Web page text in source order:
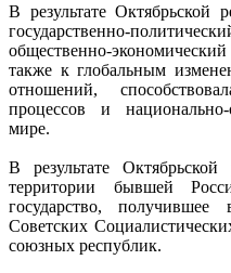
В результате Октябрьской
государственно-
общественно-
также к глобальным
отношений,
процессов и
мире.
В результате
территории бывшей
государство,
Советских
союзных республик.